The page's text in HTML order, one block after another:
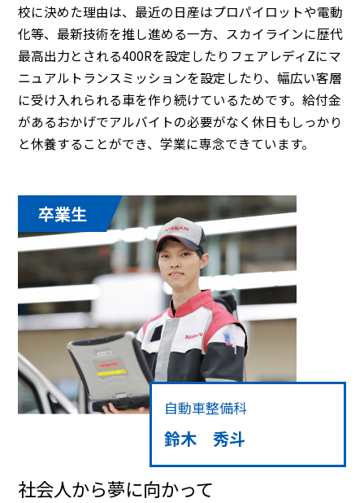
校に決めた理由は、最近の日産はプロパイロットや電動
化等、最新技術を推し進める一方、スカイラインに歴代
最高出力とされる400Rを設定したりフェアレディZにマ
ニュアルトランスミッションを設定したり、幅広い客層
に受け入れられる車を作り続けているためです。給付金
があるおかげでアルバイトの必要がなく休日もしっかり
と休養することができ、学業に専念できています。
卒業生
自動車整備科
鈴木 秀斗
社会人から夢に向かって